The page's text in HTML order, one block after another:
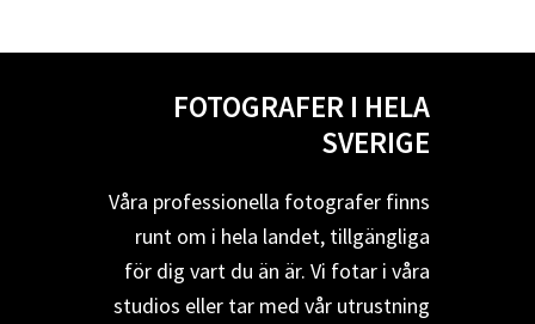
FOTOGRAFER I HELA
SVERIGE
Våra professionella fotografer finns
runt om i hela landet, tillgängliga
för dig vart du än är. Vi fotar i våra
studios eller tar med vår utrustning